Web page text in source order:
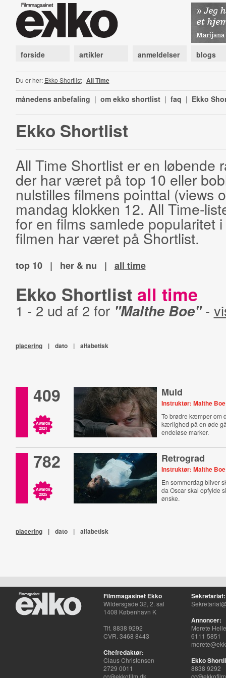
forside artikler anmeldelser blogs
Du er her: Ekko Shortlist| All Time
månedens anbefaling | om ekko shortlist | faq | Ekko
Ekko Shortlist
All Time Shortlist er en løbende
der har været på top 10 eller
nulstilles filmens pointtal (views
mandag klokken 12. All Time-
for en films samlede popularitet
filmen har været på Shortlist.
top 10 | her & nu | all time
Ekko Shortlist all time
1 - 2 ud af 2 for "Malthe Boe"-
placering | dato | alfabetisk
409
Awards
2024
Muld
Instruktør: Malthe Boe
To brødre kæmper om
kærlighed på en øde
endeløse marker.
782
Awards
2025
Retrograd
Instruktør: Malthe Boe
En sommerdag bliver
da Oscar skal opfylde
ønske.
placering | dato | alfabetisk
Filmmagasinet Ekko
Wildersgade 32, 2. sal
1408 København K
Tlf. 8838 9292
CVR. 3468 8443
Chefredaktør:
Claus Christensen
2729 0011
cc@ekkofilm.dk
Sekretariat:
Annoncer:
Merete
6111 5851
Ekko
8838 9292